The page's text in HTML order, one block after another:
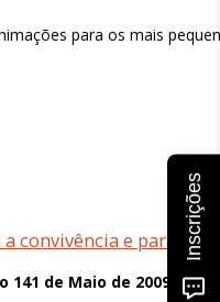
para os mais
convivência e para a
de Maio de 2009
Inscrições